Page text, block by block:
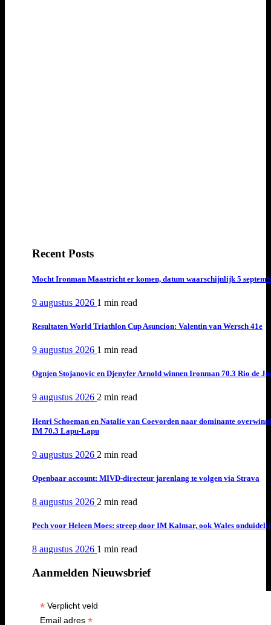
Recent Posts
Mocht Ironman Maastricht er komen, datum waarschijnlijk 5
9 augustus 2026 1 min read
Resultaten World Triathlon Cup Asuncion: Valentin van Wersch 41e
9 augustus 2026 1 min read
Ognjen Stojanovic en Djenyfer Arnold winnen Ironman 70.3 Rio de
9 augustus 2026 2 min read
Henri Schoeman en Natalie van Coevorden naar dominante
IM 70.3 Lapu-Lapu
9 augustus 2026 2 min read
Openbaar account: MIVD-directeur jarenlang te volgen via Strava
8 augustus 2026 2 min read
Pech voor Heleen Moes: streep door IM Kalmar, ook Wales
8 augustus 2026 1 min read
Aanmelden Nieuwsbrief
*Verplicht veld
Email adres *